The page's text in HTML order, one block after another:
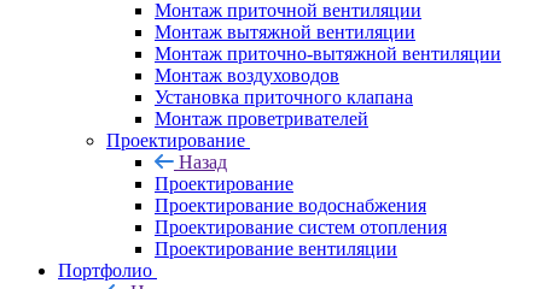
Монтаж приточной вентиляции
Монтаж вытяжной вентиляции
Монтаж приточно-вытяжной вентиляции
Монтаж воздуховодов
Установка приточного клапана
Монтаж проветривателей
Проектирование
Назад
Проектирование
Проектирование водоснабжения
Проектирование систем отопления
Проектирование вентиляции
Портфолио